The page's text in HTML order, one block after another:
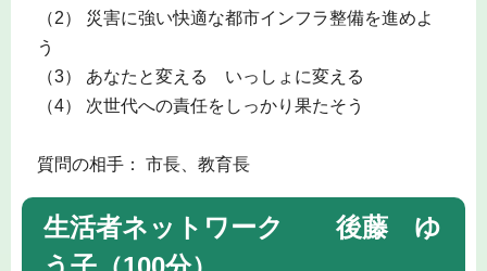
（2） 災害に強い快適な都市インフラ整備を進めよ
う
（3） あなたと変える いっしょに変える
（4） 次世代への責任をしっかり果たそう
質問の相手： 市長、教育長
生活者ネットワーク 後藤 ゆ